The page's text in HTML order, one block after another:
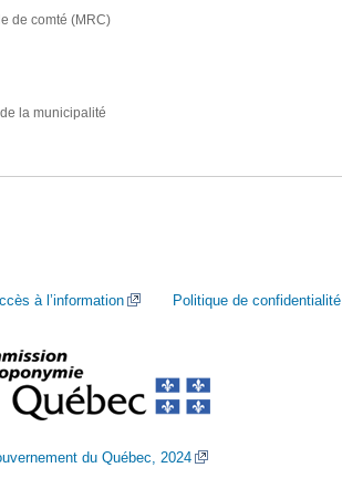
de comté (MRC)
la municipalité
à l’information Politique de confidentialité
du Québec, 2024